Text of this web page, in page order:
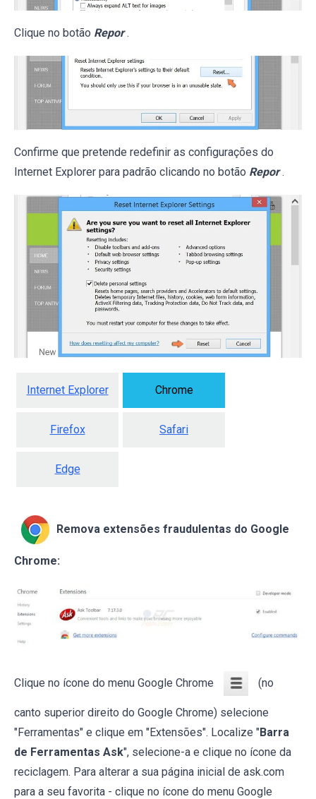
Clique no botão Repor .
Confirme que pretende redefinir as configurações do
Internet Explorer para padrão clicando no botão Repor .
Internet Explorer Chrome
Firefox Safari
Edge
Remova extensões fraudulentas do Google
Chrome:
Clique no ícone do menu Google Chrome (no
canto superior direito do Google Chrome) selecione
"Ferramentas" e clique em "Extensões". Localize "Barra
de Ferramentas Ask", selecione-a e clique no ícone da
reciclagem. Para alterar a sua página inicial de ask.com
para a seu favorita - clique no ícone do menu Google